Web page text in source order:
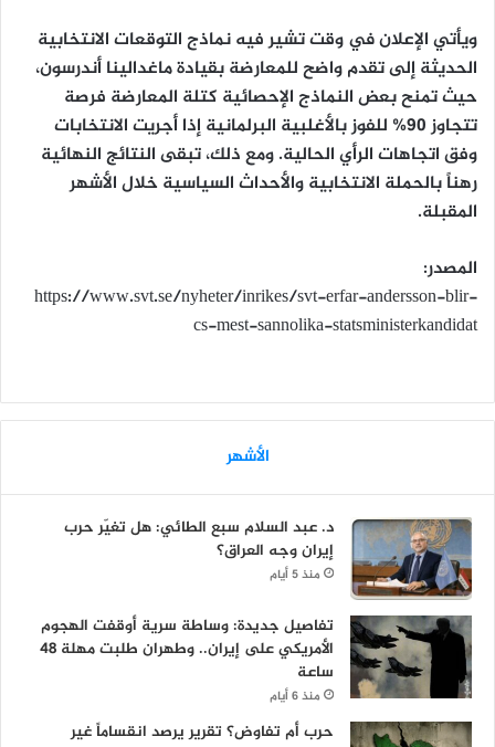
ويأتي الإعلان في وقت تشير فيه نماذج التوقعات الانتخابية
الحديثة إلى تقدم واضح للمعارضة بقيادة ماغدالينا أندرسون،
حيث تمنح بعض النماذج الإحصائية كتلة المعارضة فرصة
تتجاوز 90% للفوز بالأغلبية البرلمانية إذا أجريت الانتخابات
وفق اتجاهات الرأي الحالية. ومع ذلك، تبقى النتائج النهائية
رهناً بالحملة الانتخابية والأحداث السياسية خلال الأشهر
المقبلة.
المصدر:
https://www.svt.se/nyheter/inrikes/svt-erfar-andersson-blir-
cs-mest-sannolika-statsministerkandidat
الأشهر
د. عبد السلام سبع الطائي: هل تغيّر حرب
إيران وجه العراق؟
منذ 5 أيام
تفاصيل جديدة: وساطة سرية أوقفت الهجوم
الأمريكي على إيران.. وطهران طلبت مهلة 48
ساعة
منذ 6 أيام
حرب أم تفاوض؟ تقرير يرصد انقساماً غير